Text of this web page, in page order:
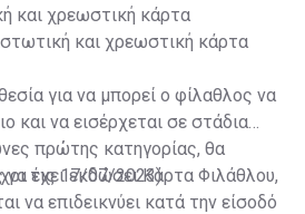
και χρεωστική κάρτα
και χρεωστική κάρτα
για να μπορεί ο φίλαθλος να
και να εισέρχεται σε στάδια
πρώτης κατηγορίας, θα
έχει εκδώσει Κάρτα Φιλάθλου,
να επιδεικνύει κατά την είσοδό
τις 17/07/2023)